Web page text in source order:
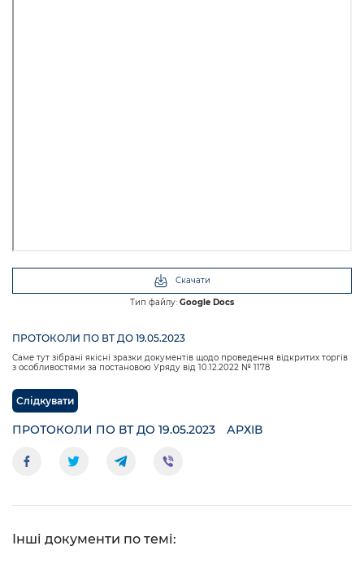
Скачати
Тип файлу: Google Docs
ПРОТОКОЛИ ПО ВТ ДО 19.05.2023
Саме тут зібрані якісні зразки документів щодо проведення відкритих торгів
з особливостями за постановою Уряду від 10.12.2022 № 1178
Слідкувати
ПРОТОКОЛИ ПО ВТ ДО 19.05.2023 АРХІВ
Інші документи по темі: